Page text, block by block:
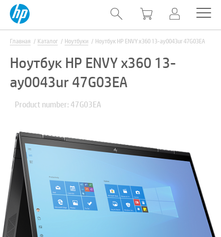
Главная Каталог Ноутбуки Ноутбук HP ENVY x360 13-ay0043ur 47G03EA
Ноутбук HP ENVY x360 13-
ay0043ur 47G03EA
Product number: 47G03EA